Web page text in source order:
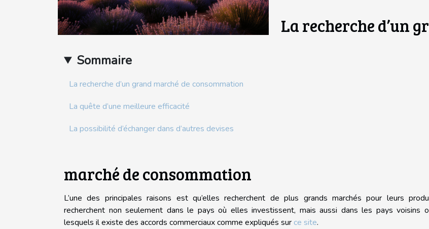
Sommaire
La recherche d’un grand marché de consommation
La quête d’une meilleure efficacité
La possibilité d’échanger dans d’autres devises
La recherche d’un
marché de consommation
L’une des principales raisons est qu’elles recherchent de plus grands marchés pour leurs
recherchent non seulement dans le pays où elles investissent, mais aussi dans les pays voisins
lesquels il existe des accords commerciaux comme expliqués sur ce site.